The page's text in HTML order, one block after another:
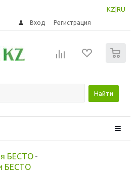
KZ RU
Вход Регистрация
Найти
БЕСТО -
БЕСТО